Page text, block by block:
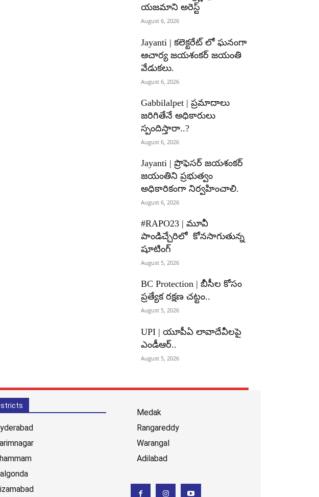
యజమాని అరెస్ట్
August 6, 2026
Jayanti | కలెక్టరేట్ లో ఘనంగా
ఆచార్య జయశంకర్ జయంతి
వేడుకలు.
August 6, 2026
Gabbilalpet | ప్రమాదాలు
జరిగితేనే అధికారులు
స్పందిస్తారా..?
August 6, 2026
Jayanti | ప్రొఫెసర్ జయశంకర్
జయంతిని ప్రభుత్వం
అధికారికంగా నిర్వహించాలి.
August 6, 2026
#RAPO23 | మూవీ
పాండిచ్చేరిలో కోనసాగుతున్న
షూటింగ్
August 5, 2026
BC Protection | బీసీల కోసం
ప్రత్యేక రక్షణ చట్టం..
August 5, 2026
UPI | యూపీఏ లావాదేవీలపై
ఎండీఆర్..
August 5, 2026
Medak
Rangareddy
Warangal
Adilabad